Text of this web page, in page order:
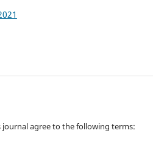
agree to the following terms: